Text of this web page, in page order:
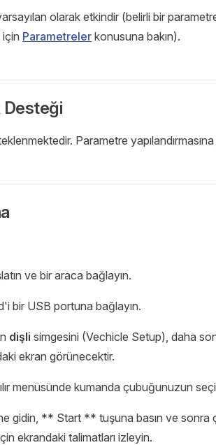
olarak etkindir (belirli bir
için Parametreler konusuna bakın).
Parametre
ve bir araca bağlayın.
bir USB portuna bağlayın.
dişli simgesini (Vechicle Setup), daha
ekran görünecektir.
menüsünde kumanda çubuğunuzun
gidin, ** Start ** tuşuna basın ve sonra
ekrandaki talimatları izleyin.